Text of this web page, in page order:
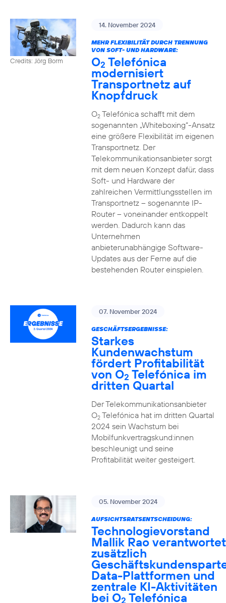
Credits: Jörg Borm
14. November 2024
MEHR FLEXIBILITÄT DURCH TRENNUNG
VON SOFT- UND HARDWARE:
O2 Telefónica
modernisiert
Transportnetz auf
Knopfdruck
O2Telefónica schafft mit dem
sogenannten „Whiteboxing“-Ansatz
eine größere Flexibilität im eigenen
Transportnetz. Der
Telekommunikationsanbieter sorgt
mit dem neuen Konzept dafür, dass
Soft- und Hardware der
zahlreichen Vermittlungsstellen im
Transportnetz – sogenannte IP-
Router – voneinander entkoppelt
werden. Dadurch kann das
Unternehmen
anbieterunabhängige Software-
Updates aus der Ferne auf die
bestehenden Router einspielen.
07. November 2024
GESCHÄFTSERGEBNISSE:
Starkes
Kundenwachstum
fördert Profitabilität
von O2 Telefónica im
dritten Quartal
Der Telekommunikationsanbieter
O2Telefónica hat im dritten Quartal
2024 sein Wachstum bei
Mobilfunkvertragskund:innen
beschleunigt und seine
Profitabilität weiter gesteigert.
05. November 2024
AUFSICHTSRATSENTSCHEIDUNG:
Technologievorstand
Mallik Rao verantwortet
zusätzlich
Data-Plattformen und
zentrale KI-Aktivitäten
bei O2 Telefónica